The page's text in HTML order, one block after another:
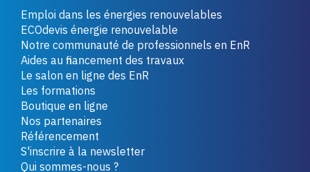
Emploi dans les énergies renouvelables
ECOdevis énergie renouvelable
Notre communauté de professionnels en EnR
Aides au financement des travaux
Le salon en ligne des EnR
Les formations
Boutique en ligne
Nos partenaires
Référencement
S'inscrire à la newsletter
Qui sommes-nous ?